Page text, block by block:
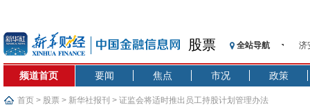
股票 全站导航
济
【
频道首页 要闻 焦点 市况 政策
首页 > 股票 > 新华社报刊 > 证监会将适时推出员工持股计划管理办法